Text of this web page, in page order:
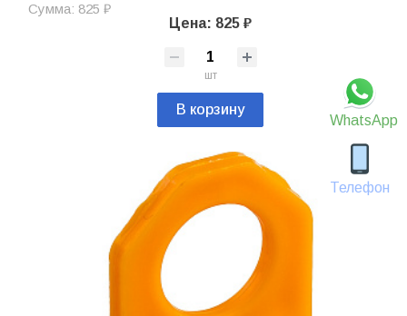
WhatsApp
Телефон
Сумма: 825 ₽
Цена: 825 ₽
шт
В корзину